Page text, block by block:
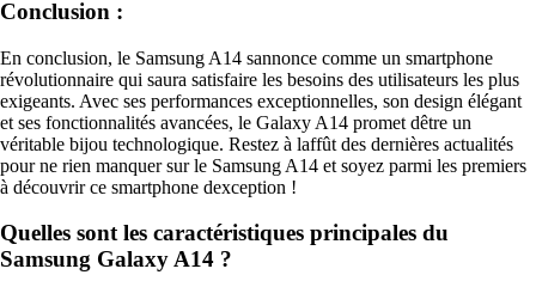
Conclusion :
En conclusion, le Samsung A14 sannonce comme un smartphone
révolutionnaire qui saura satisfaire les besoins des utilisateurs les plus
exigeants. Avec ses performances exceptionnelles, son design élégant
et ses fonctionnalités avancées, le Galaxy A14 promet dêtre un
véritable bijou technologique. Restez à laffût des dernières actualités
pour ne rien manquer sur le Samsung A14 et soyez parmi les premiers
à découvrir ce smartphone dexception !
Quelles sont les caractéristiques principales du
Samsung Galaxy A14 ?